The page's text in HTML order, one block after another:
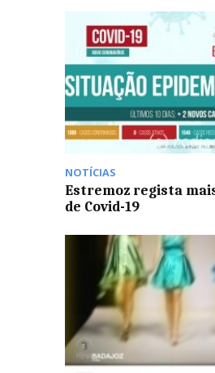
NOTÍCIAS
Estremoz regista
de Covid-19